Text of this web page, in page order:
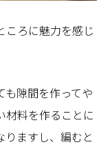
ろに魅力を感じ
も隙間を作ってや
材料を作ることに
りますし、編むと